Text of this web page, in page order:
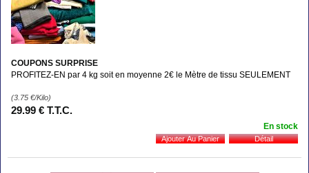
COUPONS SURPRISE
PROFITEZ-EN par 4 kg soit en moyenne 2€ le Mètre de tissu SEULEMENT
(3.75 €/Kilo)
29.99 € T.T.C.
En stock